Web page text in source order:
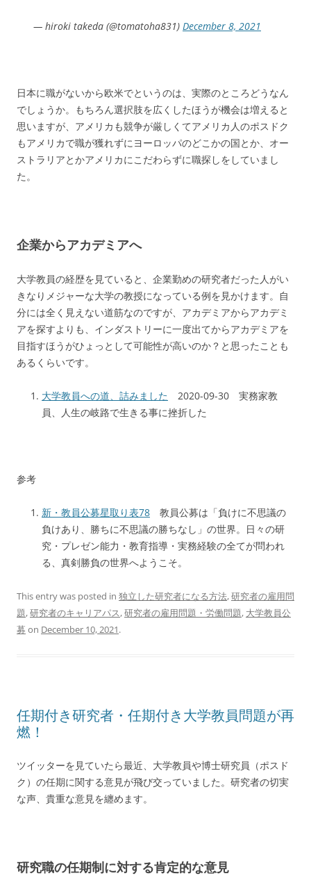
— hiroki takeda (@tomatoha831) December 8, 2021
日本に職がないから欧米でというのは、実際のところどうなん
でしょうか。もちろん選択肢を広くしたほうが機会は増えると
思いますが、アメリカも競争が厳しくてアメリカ人のポスドク
もアメリカで職が獲れずにヨーロッパのどこかの国とか、オー
ストラリアとかアメリカにこだわらずに職探しをしていまし
た。
企業からアカデミアへ
大学教員の経歴を見ていると、企業勤めの研究者だった人がい
きなりメジャーな大学の教授になっている例を見かけます。自
分には全く見えない道筋なのですが、アカデミアからアカデミ
アを探すよりも、インダストリーに一度出てからアカデミアを
目指すほうがひょっとして可能性が高いのか？と思ったことも
あるくらいです。
大学教員への道、詰みました 2020-09-30 実務家教
員、人生の岐路で生きる事に挫折した
参考
新・教員公募星取り表78 教員公募は「負けに不思議の
負けあり、勝ちに不思議の勝ちなし」の世界。日々の研
究・プレゼン能力・教育指導・実務経験の全てが問われ
る、真剣勝負の世界へようこそ。
This entry was posted in 独立した研究者になる方法,研究者の雇用問
題,研究者のキャリアパス,研究者の雇用問題・労働問題, 大学教員公
募 on December 10, 2021.
任期付き研究者・任期付き大学教員問題が再
燃！
ツイッターを見ていたら最近、大学教員や博士研究員（ポスド
ク）の任期に関する意見が飛び交っていました。研究者の切実
な声、貴重な意見を纏めます。
研究職の任期制に対する肯定的な意見